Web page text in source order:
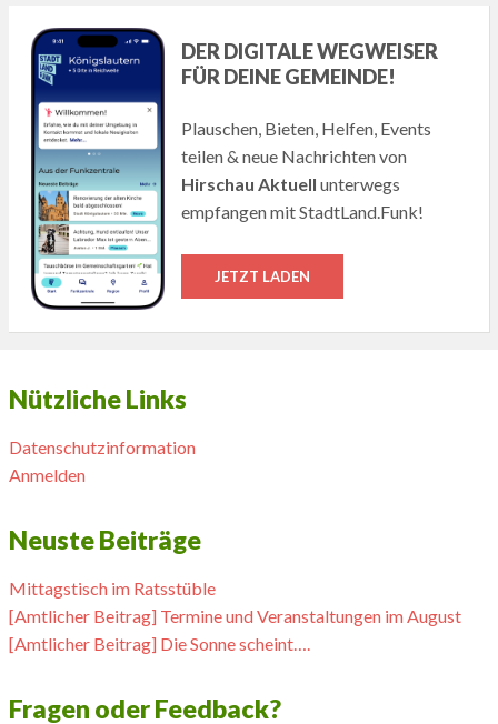
DER DIGITALE WEGWEISER
FÜR DEINE GEMEINDE!
Plauschen, Bieten, Helfen, Events
teilen & neue Nachrichten von
Hirschau Aktuell unterwegs
empfangen mit StadtLand.Funk!
JETZT LADEN
Nützliche Links
Datenschutzinformation
Anmelden
Neuste Beiträge
Mittagstisch im Ratsstüble
[Amtlicher Beitrag] Termine und Veranstaltungen im August
[Amtlicher Beitrag] Die Sonne scheint….
Fragen oder Feedback?